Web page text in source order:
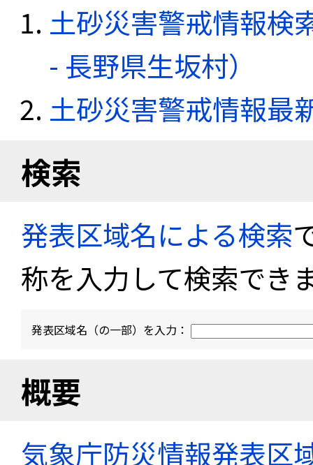
土砂災害警戒情報検
- 長野県生坂村）
土砂災害警戒情報最
検索
発表区域名による検索
称を入力して検索でき
発表区域名（の一部）を入力：
概要
気象庁防災情報発表区